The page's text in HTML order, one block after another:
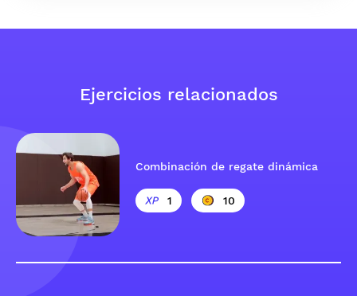
Ejercicios relacionados
Combinación de regate dinámica
1 10